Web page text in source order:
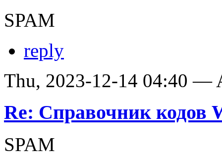
SPAM
reply
Thu, 2023-12-14 04:40 —
Re: Справочник кодов
SPAM